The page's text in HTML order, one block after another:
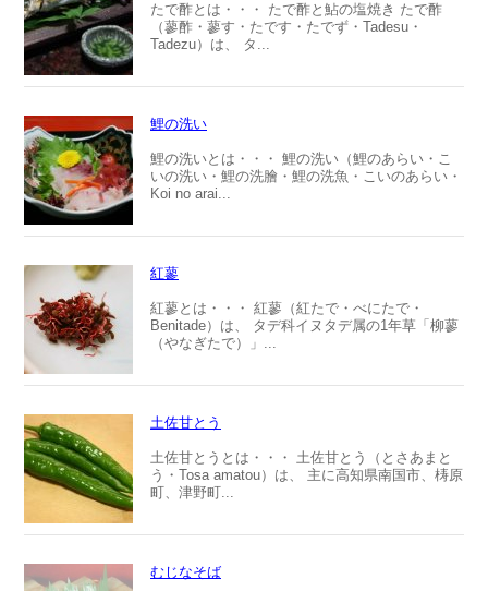
たで酢とは・・・ たで酢と鮎の塩焼き たで酢
（蓼酢・蓼す・たです・たでず・Tadesu・
Tadezu）は、 タ...
鯉の洗い
鯉の洗いとは・・・ 鯉の洗い（鯉のあらい・こ
いの洗い・鯉の洗膾・鯉の洗魚・こいのあらい・
Koi no arai...
紅蓼
紅蓼とは・・・ 紅蓼（紅たで・べにたで・
Benitade）は、 タデ科イヌタデ属の1年草「柳蓼
（やなぎたで）」...
土佐甘とう
土佐甘とうとは・・・ 土佐甘とう（とさあまと
う・Tosa amatou）は、 主に高知県南国市、梼原
町、津野町...
むじなそば